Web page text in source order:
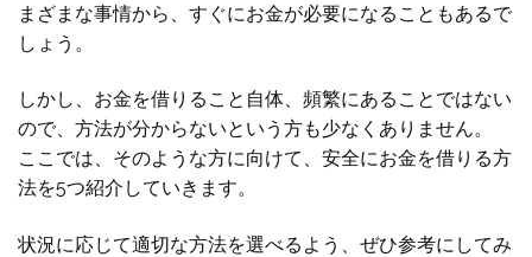
まざまな事情から、すぐにお金が必要になることもあるで
しょう。
しかし、お金を借りること自体、頻繁にあることではない
ので、方法が分からないという方も少なくありません。
ここでは、そのような方に向けて、安全にお金を借りる方
法を5つ紹介していきます。
状況に応じて適切な方法を選べるよう、ぜひ参考にしてみ